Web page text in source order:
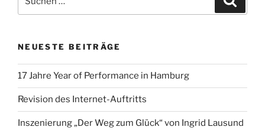
nach:
NEUESTE BEITRÄGE
17 Jahre Year of Performance in Hamburg
Revision des Internet-Auftritts
Inszenierung „Der Weg zum Glück“ von Ingrid Lausund